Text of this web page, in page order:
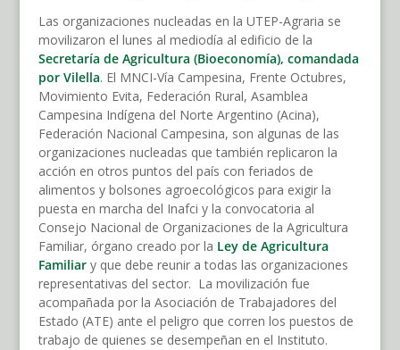
Las organizaciones nucleadas en la UTEP-Agraria se
movilizaron el lunes al mediodía al edificio de la
Secretaría de Agricultura (Bioeconomía), comandada
por Vilella. El MNCI-Vía Campesina, Frente Octubres,
Movimiento Evita, Federación Rural, Asamblea
Campesina Indígena del Norte Argentino (Acina),
Federación Nacional Campesina, son algunas de las
organizaciones nucleadas que también replicaron la
acción en otros puntos del país con feriados de
alimentos y bolsones agroecológicos para exigir la
puesta en marcha del Inafci y la convocatoria al
Consejo Nacional de Organizaciones de la Agricultura
Familiar, órgano creado por la Ley de Agricultura
Familiary que debe reunir a todas las organizaciones
representativas del sector. La movilización fue
acompañada por la Asociación de Trabajadores del
Estado (ATE) ante el peligro que corren los puestos de
trabajo de quienes se desempeñan en el Instituto.